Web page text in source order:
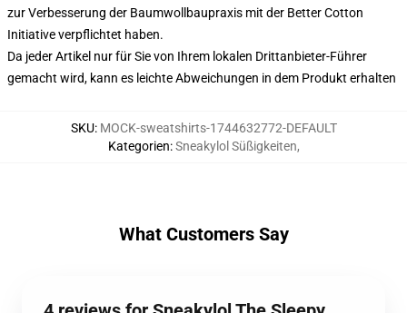
zur Verbesserung der Baumwollbaupraxis mit der Better Cotton
Initiative verpflichtet haben.
Da jeder Artikel nur für Sie von Ihrem lokalen Drittanbieter-Führer
gemacht wird, kann es leichte Abweichungen in dem Produkt erhalten
SKU: MOCK-sweatshirts-1744632772-DEFAULT
Kategorien:Sneakylol Süßigkeiten,
What Customers Say